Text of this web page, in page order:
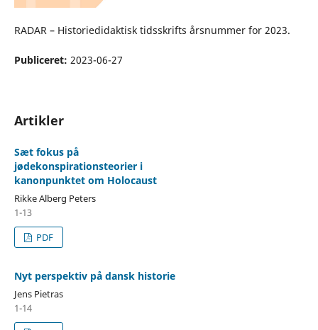
RADAR – Historiedidaktisk tidsskrifts årsnummer for 2023.
Publiceret: 2023-06-27
Artikler
Sæt fokus på
jødekonspirationsteorier i
kanonpunktet om Holocaust
Rikke Alberg Peters
1-13
PDF
Nyt perspektiv på dansk historie
Jens Pietras
1-14